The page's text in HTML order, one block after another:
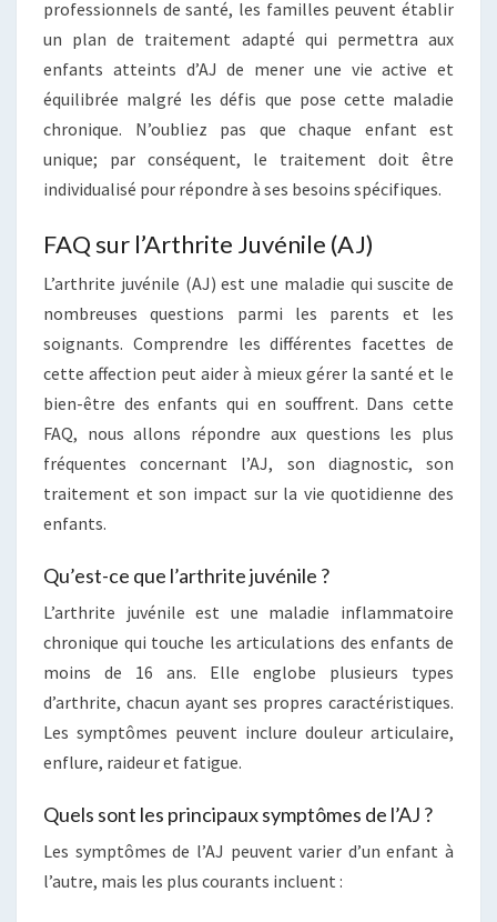
professionnels de santé, les familles peuvent établir
un plan de traitement adapté qui permettra aux
enfants atteints d’AJ de mener une vie active et
équilibrée malgré les défis que pose cette maladie
chronique. N’oubliez pas que chaque enfant est
unique; par conséquent, le traitement doit être
individualisé pour répondre à ses besoins spécifiques.
FAQ sur l’Arthrite Juvénile (AJ)
L’arthrite juvénile (AJ) est une maladie qui suscite de
nombreuses questions parmi les parents et les
soignants. Comprendre les différentes facettes de
cette affection peut aider à mieux gérer la santé et le
bien-être des enfants qui en souffrent. Dans cette
FAQ, nous allons répondre aux questions les plus
fréquentes concernant l’AJ, son diagnostic, son
traitement et son impact sur la vie quotidienne des
enfants.
Qu’est-ce que l’arthrite juvénile ?
L’arthrite juvénile est une maladie inflammatoire
chronique qui touche les articulations des enfants de
moins de 16 ans. Elle englobe plusieurs types
d’arthrite, chacun ayant ses propres caractéristiques.
Les symptômes peuvent inclure douleur articulaire,
enflure, raideur et fatigue.
Quels sont les principaux symptômes de l’AJ ?
Les symptômes de l’AJ peuvent varier d’un enfant à
l’autre, mais les plus courants incluent :